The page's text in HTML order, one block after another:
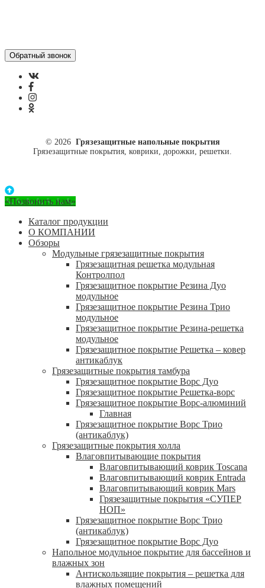
© 2026 Грязезащитные напольные покрытия
Грязезащитные покрытия, коврики, дорожки, решетки.
«Позвонить нам»
Каталог продукции
О КОМПАНИИ
Обзоры
Модульные грязезащитные покрытия
Грязезащитная решетка модульная
Контролпол
Грязезащитное покрытие Резина Дуо
модульное
Грязезащитное покрытие Резина Трио
модульное
Грязезащитное покрытие Резина-решетка
модульное
Грязезащитное покрытие Решетка – ковер
антикаблук
Грязезащитные покрытия тамбура
Грязезащитное покрытие Ворс Дуо
Грязезащитное покрытие Решетка-ворс
Грязезащитное покрытие Ворс-алюминий
Главная
Грязезащитное покрытие Ворс Трио
(антикаблук)
Грязезащитные покрытия холла
Влаговпитывающие покрытия
Влаговпитывающий коврик Toscana
Влаговпитывающий коврик Entrada
Влаговпитывающий коврик Mars
Грязезащитные покрытия «СУПЕР
НОП»
Грязезащитное покрытие Ворс Трио
(антикаблук)
Грязезащитное покрытие Ворс Дуо
Напольное модульное покрытие для бассейнов и
влажных зон
Антискользящие покрытия – решетка для
влажных помещений